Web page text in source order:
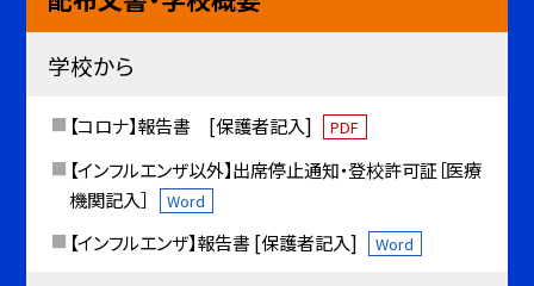
学校から
【コロナ】報告書 [保護者記入] PDF
【インフルエンザ以外】出席停止通知・登校許可証［医療
機関記入］
Word
【インフルエンザ】報告書 [保護者記入] Word